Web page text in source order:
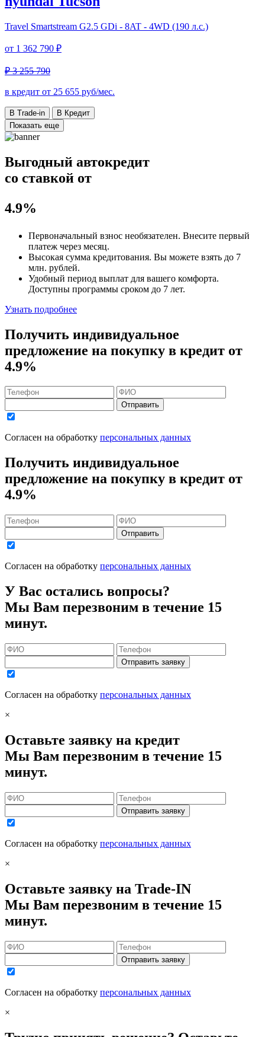
Travel Smartstream G2.5 GDi - 8AT - 4WD (190 л.с.)
от 1 362 790 ₽
₽ 3 255 790
в кредит от 25 655 руб/мес.
В Trade-in
В Кредит
Показать еще
Выгодный автокредит
со ставкой от
4.9%
Первоначальный взнос необязателен. Внесите первый
платеж через месяц.
Высокая сумма кредитования. Вы можете взять до 7
млн. рублей.
Удобный период выплат для вашего комфорта.
Доступны программы сроком до 7 лет.
Узнать подробнее
Получить индивидуальное
предложение на покупку в кредит от
4.9%
Отправить
Согласен на обработку персональных данных
Получить индивидуальное
предложение на покупку в кредит от
4.9%
Отправить
Согласен на обработку персональных данных
У Вас остались вопросы?
Мы Вам перезвоним в течение 15
минут.
Отправить заявку
Согласен на обработку персональных данных
×
Оставьте заявку на кредит
Мы Вам перезвоним в течение 15
минут.
Отправить заявку
Согласен на обработку персональных данных
×
Оставьте заявку на Trade-IN
Мы Вам перезвоним в течение 15
минут.
Отправить заявку
Согласен на обработку персональных данных
×